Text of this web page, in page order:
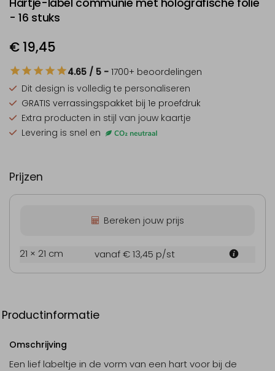
Hartje-label communie met holografische folie
- 16 stuks
€ 19,45
4.65 / 5 - 1700+ beoordelingen
Dit design is volledig te personaliseren
GRATIS verrassingspakket bij 1e proefdruk
Extra producten in stijl van jouw kaartje
Levering is snel en
Prijzen
Bereken jouw prijs
21 × 21 cm vanaf € 13,45 p/st
Productinformatie
Omschrijving
Een lief labeltje in de vorm van een hart voor bij de